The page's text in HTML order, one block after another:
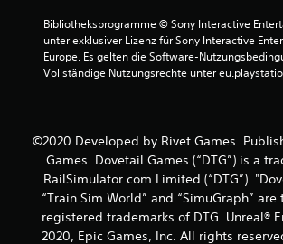
Bibliotheksprogramme © Sony Interactive
unter exklusiver Lizenz für Sony Interactive
Europe. Es gelten die Software-
Vollständige Nutzungsrechte unter
©2020 Developed by Rivet Games.
Games. Dovetail Games (“DTG”) is a
RailSimulator.com Limited (“DTG”).
“Train Sim World” and “SimuGraph”
registered trademarks of DTG. Unreal®
2020, Epic Games, Inc. All rights